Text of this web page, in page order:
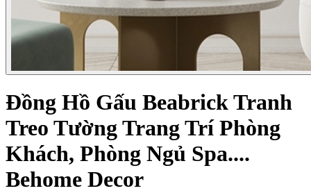
Đồng Hồ Gấu Beabrick Tranh
Treo Tường Trang Trí Phòng
Khách, Phòng Ngủ Spa....
Behome Decor